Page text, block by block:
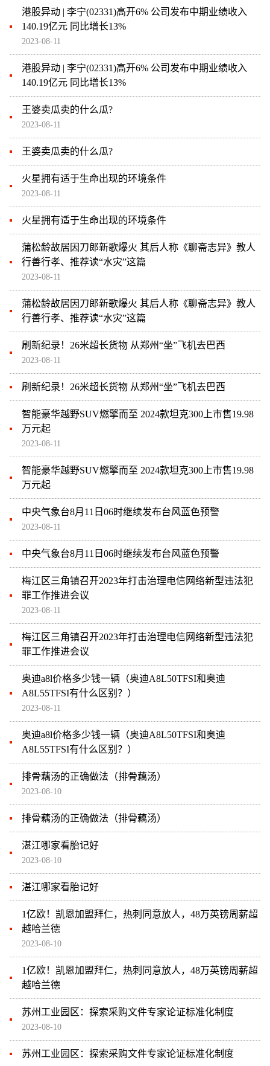
港股异动 | 李宁(02331)高开6% 公司发布中期业绩收入
140.19亿元 同比增长13%
2023-08-11
港股异动 | 李宁(02331)高开6% 公司发布中期业绩收入
140.19亿元 同比增长13%
王婆卖瓜卖的什么瓜?
2023-08-11
王婆卖瓜卖的什么瓜?
火星拥有适于生命出现的环境条件
2023-08-11
火星拥有适于生命出现的环境条件
蒲松龄故居因刀郎新歌爆火 其后人称《聊斋志异》教人
行善行孝、推荐读“水灾”这篇
2023-08-11
蒲松龄故居因刀郎新歌爆火 其后人称《聊斋志异》教人
行善行孝、推荐读“水灾”这篇
刷新纪录！26米超长货物 从郑州“坐”飞机去巴西
2023-08-11
刷新纪录！26米超长货物 从郑州“坐”飞机去巴西
智能豪华越野SUV燃擎而至 2024款坦克300上市售19.98
万元起
2023-08-11
智能豪华越野SUV燃擎而至 2024款坦克300上市售19.98
万元起
中央气象台8月11日06时继续发布台风蓝色预警
2023-08-11
中央气象台8月11日06时继续发布台风蓝色预警
梅江区三角镇召开2023年打击治理电信网络新型违法犯
罪工作推进会议
2023-08-11
梅江区三角镇召开2023年打击治理电信网络新型违法犯
罪工作推进会议
奥迪a8l价格多少钱一辆（奥迪A8L50TFSI和奥迪
A8L55TFSI有什么区别？）
2023-08-11
奥迪a8l价格多少钱一辆（奥迪A8L50TFSI和奥迪
A8L55TFSI有什么区别？）
排骨藕汤的正确做法（排骨藕汤）
2023-08-10
排骨藕汤的正确做法（排骨藕汤）
湛江哪家看胎记好
2023-08-10
湛江哪家看胎记好
1亿欧！凯恩加盟拜仁，热刺同意放人，48万英镑周薪超
越哈兰德
2023-08-10
1亿欧！凯恩加盟拜仁，热刺同意放人，48万英镑周薪超
越哈兰德
苏州工业园区：探索采购文件专家论证标准化制度
2023-08-10
苏州工业园区：探索采购文件专家论证标准化制度